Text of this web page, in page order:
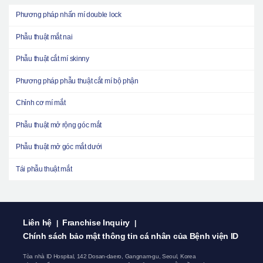
Phương pháp nhấn mí double lock
Phẫu thuật mắt nai
Phẫu thuật cắt mí skinny
Phương pháp phẫu thuật cắt mí bộ phận
Chỉnh cơ mí mắt
Phẫu thuật mở rộng góc mắt
Phẫu thuật mở góc mắt dưới
Tái phẫu thuật mắt
Liên hệ | Franchise Inquiry |
Chính sách bảo mật thông tin cá nhân của Bệnh viện ID
Tòa nhà ID Hospital, 142 Dosan-daero, Gangnam-gu, Seoul, Korea